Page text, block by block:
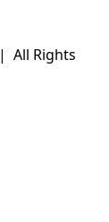
| All Rights